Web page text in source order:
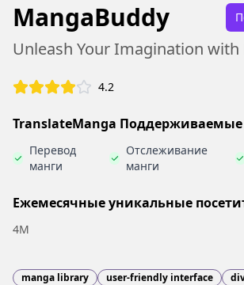
MangaBuddy
Unleash Your Imagination with
4.2
TranslateManga
Перевод
манги
Отслеживание
манги
Ежемесячные уникальные
4M
manga library user-friendly interface